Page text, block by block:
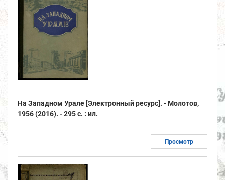
На Западном Урале [Электронный ресурс]. - Молотов,
1956 (2016). - 295 с. : ил.
Просмотр